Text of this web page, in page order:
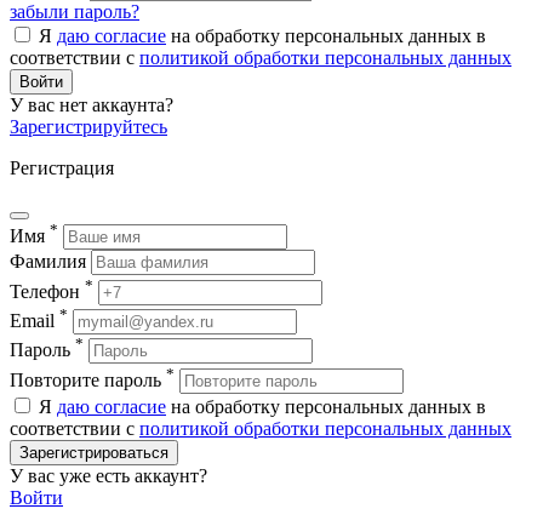
забыли пароль?
Я даю согласие на обработку персональных данных в
соответствии с политикой обработки персональных данных
Войти
У вас нет аккаунта?
Зарегистрируйтесь
Регистрация
Имя *
Фамилия
Телефон *
Email *
Пароль *
Повторите пароль *
Я даю согласие на обработку персональных данных в
соответствии с политикой обработки персональных данных
Зарегистрироваться
У вас уже есть аккаунт?
Войти